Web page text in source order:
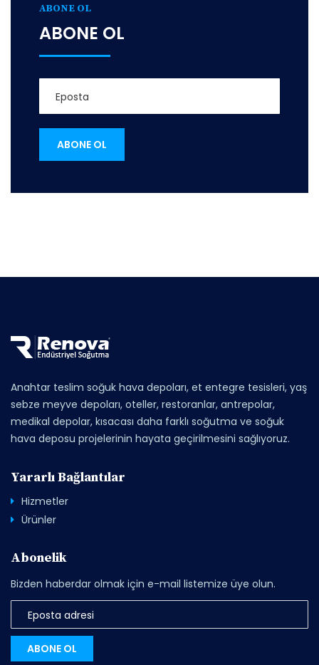
ABONE OL
ABONE OL
Anahtar teslim soğuk hava depoları, et entegre tesisleri, yaş
sebze meyve depoları, oteller, restoranlar, antrepolar,
medikal depolar, kısacası daha farklı soğutma ve soğuk
hava deposu projelerinin hayata geçirilmesini sağlıyoruz.
Yararlı Bağlantılar
Hizmetler
Ürünler
Abonelik
Bizden haberdar olmak için e-mail listemize üye olun.
ABONE OL